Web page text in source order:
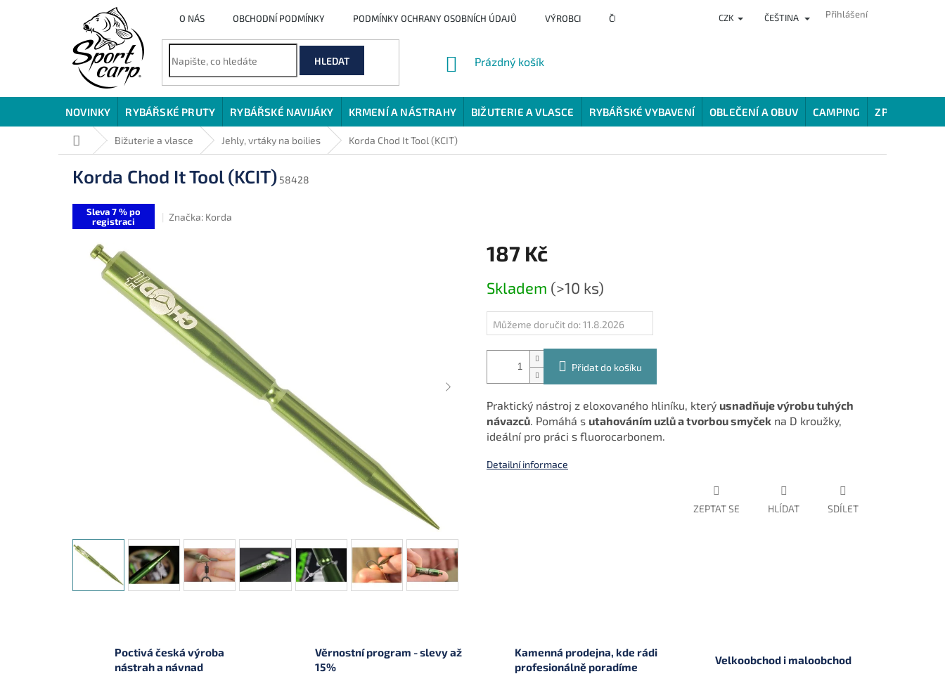
O NÁS OBCHODNÍ PODMÍNKY PODMÍNKY OCHRANY OSOBNÍCH ÚDAJŮ VÝROBCI ČLÁNKY HODNOCENÍ OBCHODU VĚRNOSTNÍ
CZK ČEŠTINA Přihlášení
HLEDAT
NÁKUPNÍ
Prázdný košík
NOVINKY RYBÁŘSKÉ PRUTY RYBÁŘSKÉ NAVIJÁKY KRMENÍ A NÁSTRAHY BIŽUTERIE A VLASCE RYBÁŘSKÉ VYBAVENÍ OBLEČENÍ A OBUV CAMPING ZPŮSOBY
Domů Bižuterie a vlasce Jehly, vrtáky na boilies Korda Chod It Tool (KCIT)
Korda Chod It Tool (KCIT)58428
Sleva 7 % po
registraci
Značka: Korda
187 Kč
cena:
Skladem (>10 ks)
Můžeme doručit do: 11.8.2026
Přidat do košíku
Praktický nástroj z eloxovaného hliníku, který usnadňuje výrobu tuhých
návazců. Pomáhá s utahováním uzlů a tvorbou smyček na D kroužky,
ideální pro práci s fluorocarbonem.
Detailní informace
ZEPTAT SE HLÍDAT SDÍLET
Poctivá česká výroba
nástrah a návnad
Věrnostní program - slevy až
15%
Kamenná prodejna, kde rádi
profesionálně poradíme
Velkoobchod i maloobchod